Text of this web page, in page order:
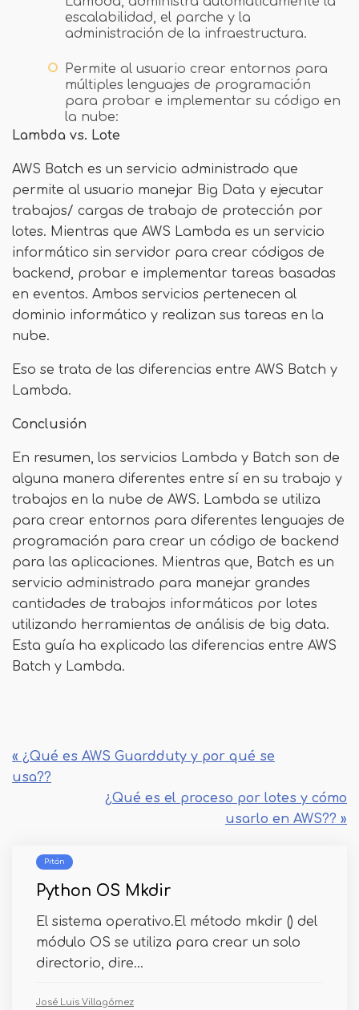
escalabilidad, el parche y la
administración de la infraestructura.
Permite al usuario crear entornos para
múltiples lenguajes de programación
para probar e implementar su código en
la nube:
Lambda vs. Lote
AWS Batch es un servicio administrado que
permite al usuario manejar Big Data y ejecutar
trabajos/ cargas de trabajo de protección por
lotes. Mientras que AWS Lambda es un servicio
informático sin servidor para crear códigos de
backend, probar e implementar tareas basadas
en eventos. Ambos servicios pertenecen al
dominio informático y realizan sus tareas en la
nube.
Eso se trata de las diferencias entre AWS Batch y
Lambda.
Conclusión
En resumen, los servicios Lambda y Batch son de
alguna manera diferentes entre sí en su trabajo y
trabajos en la nube de AWS. Lambda se utiliza
para crear entornos para diferentes lenguajes de
programación para crear un código de backend
para las aplicaciones. Mientras que, Batch es un
servicio administrado para manejar grandes
cantidades de trabajos informáticos por lotes
utilizando herramientas de análisis de big data.
Esta guía ha explicado las diferencias entre AWS
Batch y Lambda.
« ¿Qué es AWS Guardduty y por qué se
usa??
¿Qué es el proceso por lotes y cómo
usarlo en AWS?? »
Pitón
Python OS Mkdir
El sistema operativo.El método mkdir () del
módulo OS se utiliza para crear un solo
directorio, dire...
José Luis Villagómez